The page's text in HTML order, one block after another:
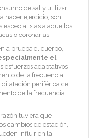
de sal y utilizar
hacer ejercicio, son
especialistas a aquellos
o coronarias
a prueba el cuerpo,
el
esfuerzos adaptativos
de la frecuencia
periférica de
de la frecuencia
tuviera que
cambios de estación,
influir en la